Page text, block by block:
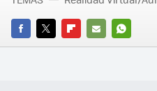
FACEBOOK
TWITTERFLIPBOARD
E-